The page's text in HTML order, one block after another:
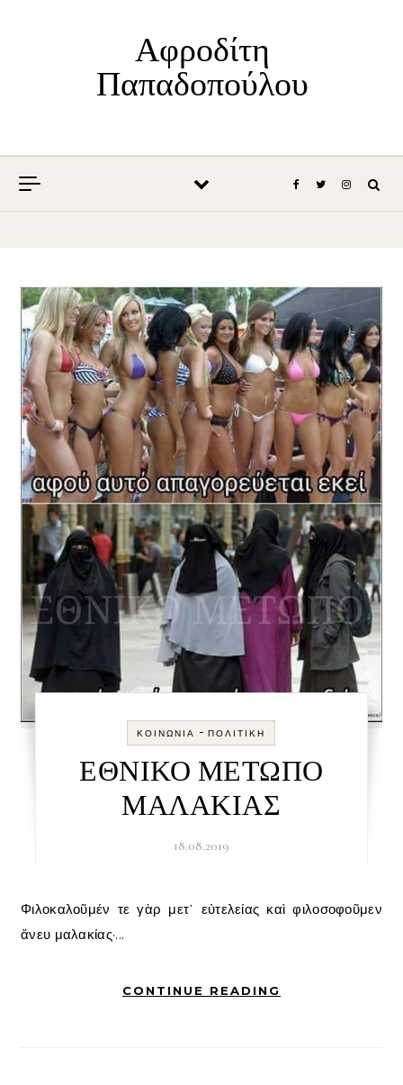
Αφροδίτη
Παπαδοπούλου
ΚΟΙΝΩΝΊΑ -ΠΟΛΙΤΙΚΉ
ΕΘΝΙΚΟ ΜΕΤΩΠΟ
ΜΑΛΑΚΙΑΣ
18.08.2019
Φιλοκαλοῦμέν τε γὰρ μετ᾽ εὐτελείας καὶ φιλοσοφοῦμεν
ἄνευ μαλακίας·...
CONTINUE READING